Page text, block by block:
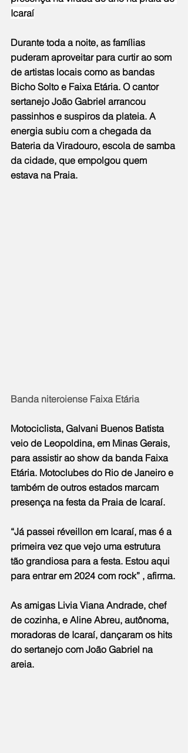
Icaraí
Durante toda a noite, as famílias
puderam aproveitar para curtir ao som
de artistas locais como as bandas
Bicho Solto e Faixa Etária. O cantor
sertanejo João Gabriel arrancou
passinhos e suspiros da plateia. A
energia subiu com a chegada da
Bateria da Viradouro, escola de samba
da cidade, que empolgou quem
estava na Praia.
Banda niteroiense Faixa Etária
Motociclista, Galvani Buenos Batista
veio de Leopoldina, em Minas Gerais,
para assistir ao show da banda Faixa
Etária. Motoclubes do Rio de Janeiro e
também de outros estados marcam
presença na festa da Praia de Icaraí.
“Já passei réveillon em Icaraí, mas é a
primeira vez que vejo uma estrutura
tão grandiosa para a festa. Estou aqui
para entrar em 2024 com rock” , afirma.
As amigas Livia Viana Andrade, chef
de cozinha, e Aline Abreu, autônoma,
moradoras de Icaraí, dançaram os hits
do sertanejo com João Gabriel na
areia.